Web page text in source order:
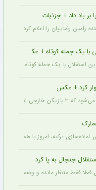
باد داد + جزئیات
رامین رضاییان را اعلام کرد.
با یک جمله کوتاه + عکس
با یک جمله کوتاه از سوی
کرد + عکس
مشغول تمرین کردن هستند.
آماده‌سازی ترکیه، امروز با
جنجال به پا کرد
فعلا فقط منتظر مانده و وضعیت